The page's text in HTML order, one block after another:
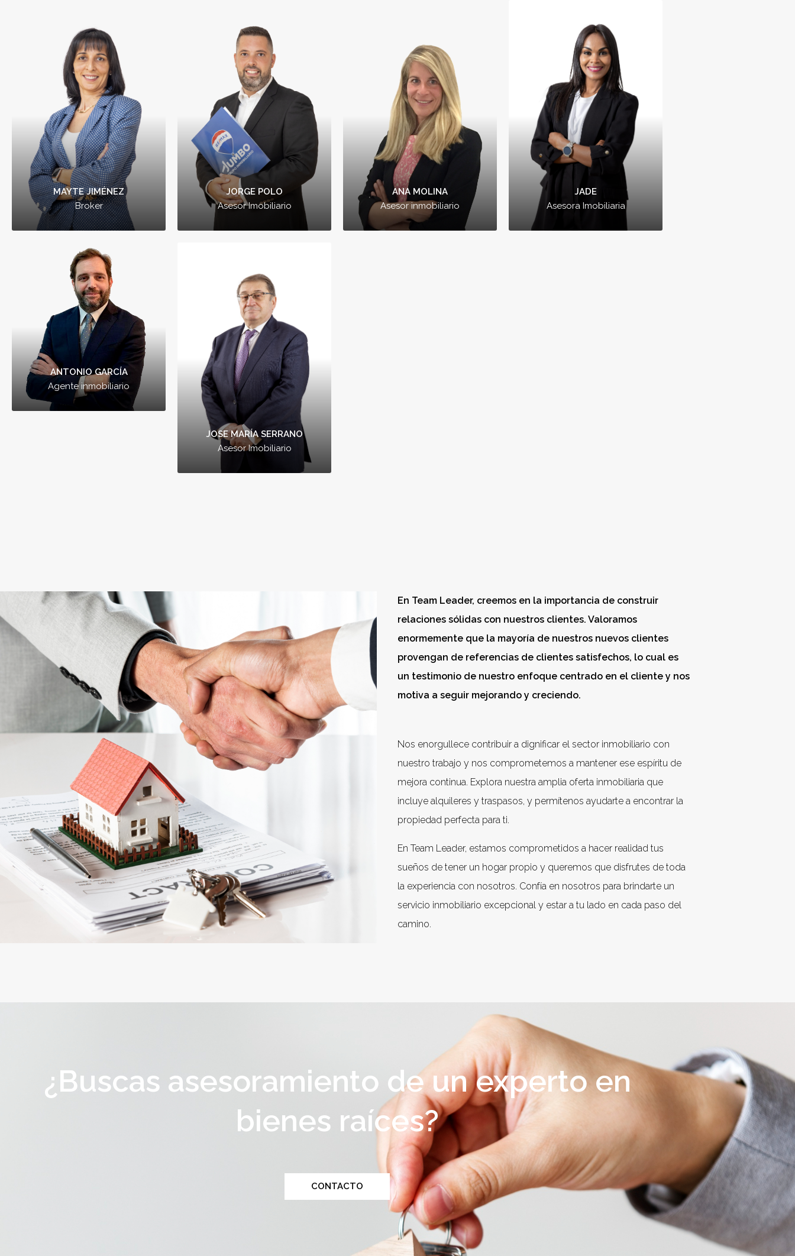
MAYTE JIMÉNEZ
Broker
MAYTE JIMÉNEZ
Broker
Mi objetivo es ayudar a mis
clientes a encontrar el
hogar de sus sueños,
brindando un servicio
personalizado y enfocado
en sus necesidades.
JORGE POLO
Asesor Imobiliario
Asesor Imobiliario
Ayudo a las personas a
encontrar su nuevo hogar,
trabajando arduamente
para hacer realidad sus
sueños y garantizando una
experiencia gratificante en
todo momento.
ANA MOLINA
Asesor inmobiliario
ANA MOLINA
Asesor inmobiliario
Me enorgullece ayudar a
las personas a encontrar su
nuevo hogar, trabajando
arduamente para hacer
realidad sus sueños y
garantizando una
experiencia gratificante en
todo momento.
JADE
Asesora Imobiliaria
ANTONIO GARCÍA
Agente inmobiliario
Agente inmobiliario
Mi filosofía siempre ha sido
a ayudar a mi cliente para
que el final de proyecto no
sea solo un éxito, si no
también, aportar felicidad a
mi cliente.
JOSE MARÍA SERRANO
Asesor Imobiliario
En Team Leader, creemos en la importancia de construir
relaciones sólidas con nuestros clientes. Valoramos
enormemente que la mayoría de nuestros nuevos clientes
provengan de referencias de clientes satisfechos, lo cual es
un testimonio de nuestro enfoque centrado en el cliente y nos
motiva a seguir mejorando y creciendo.
Nos enorgullece contribuir a dignificar el sector inmobiliario con
nuestro trabajo y nos comprometemos a mantener ese espíritu de
mejora continua. Explora nuestra amplia oferta inmobiliaria que
incluye alquileres y traspasos, y permítenos ayudarte a encontrar la
propiedad perfecta para ti.
En Team Leader, estamos comprometidos a hacer realidad tus
sueños de tener un hogar propio y queremos que disfrutes de toda
la experiencia con nosotros. Confía en nosotros para brindarte un
servicio inmobiliario excepcional y estar a tu lado en cada paso del
camino.
¿Buscas asesoramiento de un experto en
bienes raíces?
CONTACTO